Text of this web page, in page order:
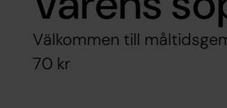
Välkommen till
70 kr